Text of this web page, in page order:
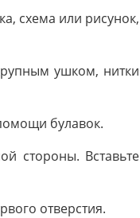
схема или рисунок,
ушком, нитки
булавок.
стороны. Вставьте
отверстия.